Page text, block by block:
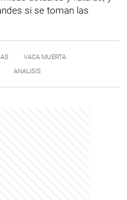
si se toman las
VACA MUERTA
ANALISIS